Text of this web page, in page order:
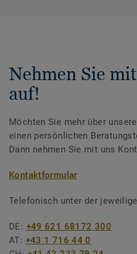
Nehmen Sie
auf!
Möchten Sie mehr über
einen persönlichen
Dann nehmen Sie mit uns
Kontaktformular
Telefonisch unter der
DE: +49 621 68172 300
AT: +43 1 716 44 0